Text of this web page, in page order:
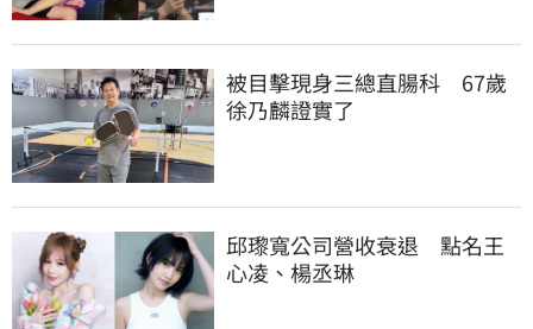
被目擊現身三總直腸科　67歲
徐乃麟證實了
邱瓈寬公司營收衰退　點名王
心凌、楊丞琳